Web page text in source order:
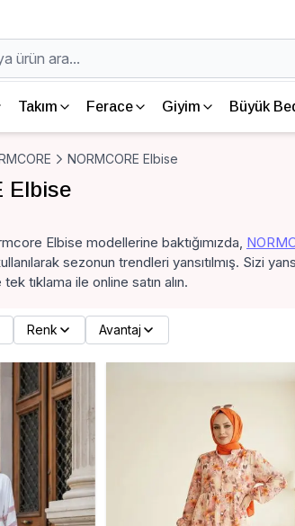
Takım Ferace Giyim Büyük
NORMCORE Elbise
Elbise
Elbise modellerine baktığımızda,
sezonun trendleri yansıtılmış. Sizi
tıklama ile online satın alın.
Renk Avantaj